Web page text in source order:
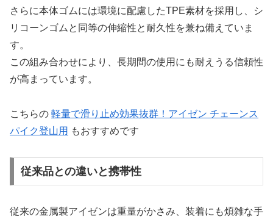
さらに本体ゴムには環境に配慮したTPE素材を採用し、シ
リコーンゴムと同等の伸縮性と耐久性を兼ね備えていま
す。
この組み合わせにより、長期間の使用にも耐えうる信頼性
が高まっています。
こちらの 軽量で滑り止め効果抜群！アイゼン チェーンス
パイク登山用 もおすすめです
従来品との違いと携帯性
従来の金属製アイゼンは重量がかさみ、装着にも煩雑な手